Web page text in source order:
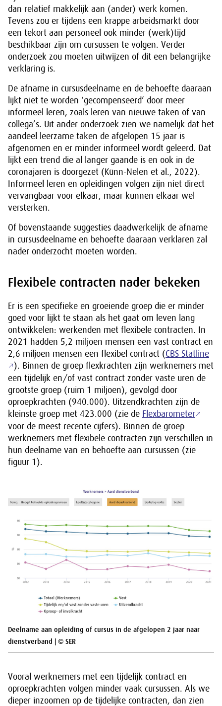
dan relatief makkelijk aan (ander) werk komen.
Tevens zou er tijdens een krappe arbeidsmarkt door
een tekort aan personeel ook minder (werk)tijd
beschikbaar zijn om cursussen te volgen. Verder
onderzoek zou moeten uitwijzen of dit een belangrijke
verklaring is.
De afname in cursusdeelname en de behoefte daaraan
lijkt niet te worden ‘gecompenseerd’ door meer
informeel leren, zoals leren van nieuwe taken of van
collega’s. Uit ander onderzoek zien we namelijk dat het
aandeel leerzame taken de afgelopen 15 jaar is
afgenomen en er minder informeel wordt geleerd. Dat
lijkt een trend die al langer gaande is en ook in de
coronajaren is doorgezet (Künn-Nelen et al., 2022).
Informeel leren en opleidingen volgen zijn niet direct
vervangbaar voor elkaar, maar kunnen elkaar wel
versterken.
Of bovenstaande suggesties daadwerkelijk de afname
in cursusdeelname en behoefte daaraan verklaren zal
nader onderzocht moeten worden.
Flexibele contracten nader bekeken
Er is een specifieke en groeiende groep die er minder
goed voor lijkt te staan als het gaat om leven lang
ontwikkelen: werkenden met flexibele contracten. In
2021 hadden 5,2 miljoen mensen een vast contract en
2,6 miljoen mensen een flexibel contract (CBS Statline
). Binnen de groep flexkrachten zijn werknemers met
een tijdelijk en/of vast contract zonder vaste uren de
grootste groep (ruim 1 miljoen), gevolgd door
oproepkrachten (940.000). Uitzendkrachten zijn de
kleinste groep met 423.000 (zie de Flexbarometer
voor de meest recente cijfers). Binnen de groep
werknemers met flexibele contracten zijn verschillen in
hun deelname van en behoefte aan cursussen (zie
figuur 1).
Deelname aan opleiding of cursus in de afgelopen 2 jaar naar
dienstverband | © SER
Vooral werknemers met een tijdelijk contract en
oproepkrachten volgen minder vaak cursussen. Als we
dieper inzoomen op de tijdelijke contracten, dan zien